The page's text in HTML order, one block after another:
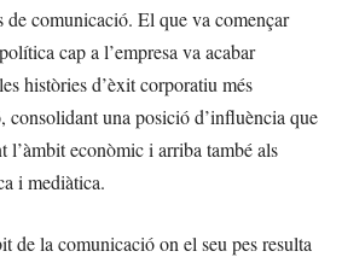
de comunicació. El que va començar
cap a l’empresa va acabar
històries d’èxit corporatiu més
consolidant una posició d’influència que
l’àmbit econòmic i arriba també als
i mediàtica.
de la comunicació on el seu pes resulta